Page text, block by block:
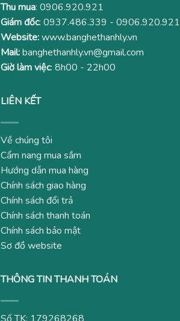
Thu mua: 0906.920.921
Giám đốc: 0937.486.339 - 0906.920.921
Website:www.banghethanhly.vn
Mail:banghethanhly.vn@gmail.com
Giờ làm việc: 8h00 - 22h00
LIÊN KẾT
Về chúng tôi
Cẩm nang mua sắm
Hướng dẫn mua hàng
Chính sách giao hàng
Chính sách đổi trả
Chính sách thanh toán
Chính sách bảo mật
Sơ đồ website
THÔNG TIN THANH TOÁN